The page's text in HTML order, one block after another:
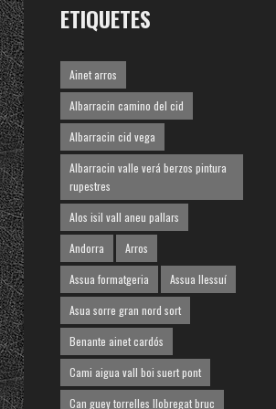
ETIQUETES
Ainet arros
Albarracin camino del cid
Albarracin cid vega
Albarracin valle verá berzos pintura
rupestres
Alos isil vall aneu pallars
Andorra
Arros
Assua formatgeria
Assua llessuí
Asua sorre gran nord sort
Benante ainet cardós
Cami aigua vall boi suert pont
Can guey torrelles llobregat bruc